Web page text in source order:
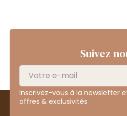
Suivez
Inscrivez-vous à la newsletter
offres & exclusivités